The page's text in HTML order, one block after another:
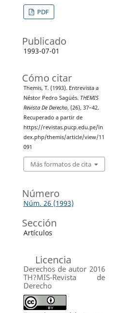
PDF
Publicado
1993-07-01
Cómo citar
Themis, T. (1993). Entrevista a
Néstor Pedro Sagüés. THEMIS
Revista De Derecho, (26), 37–42.
Recuperado a partir de
https://revistas.pucp.edu.pe/in
dex.php/themis/article/view/11
091
Más formatos de cita
Número
Núm. 26 (1993)
Sección
Artículos
Licencia
Derechos de autor 2016
TH?MIS-Revista de
Derecho